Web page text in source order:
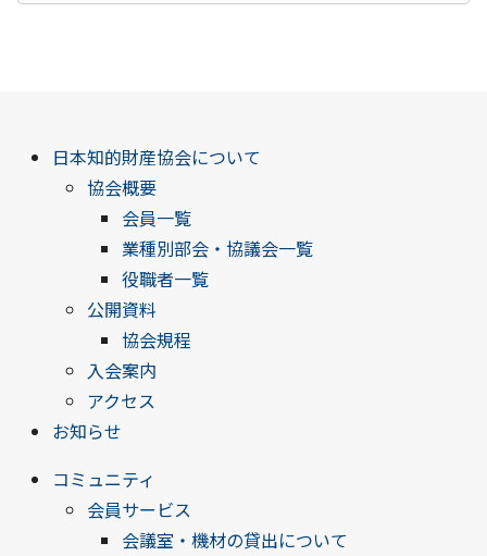
日本知的財産協会について
協会概要
会員一覧
業種別部会・協議会一覧
役職者一覧
公開資料
協会規程
入会案内
アクセス
お知らせ
コミュニティ
会員サービス
会議室・機材の貸出について